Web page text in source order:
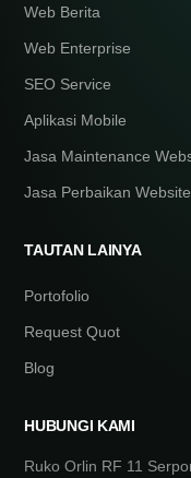
Web Berita
Web Enterprise
SEO Service
Aplikasi Mobile
Jasa Maintenance
Jasa Perbaikan Website
TAUTAN LAINYA
Portofolio
Request Quot
Blog
HUBUNGI KAMI
Ruko Orlin RF 11